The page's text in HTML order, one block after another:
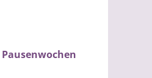
Pausenwochen